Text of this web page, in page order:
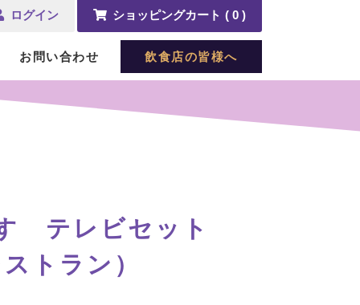
ログイン ショッピングカート ( 0 )
お問い合わせ 飲食店の皆様へ
テレビセット
トラン）